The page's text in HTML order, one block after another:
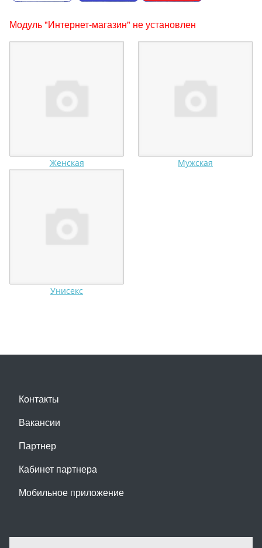
Модуль "Интернет-магазин" не установлен
Женская Мужская
Унисекс
Контакты
Вакансии
Партнер
Кабинет партнера
Мобильное приложение